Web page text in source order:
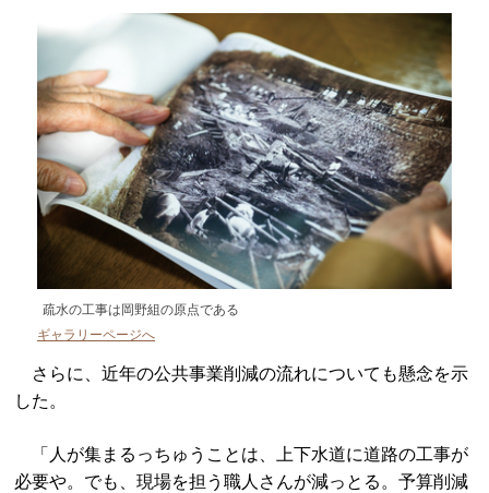
疏水の工事は岡野組の原点である
ギャラリーページへ
さらに、近年の公共事業削減の流れについても懸念を示
した。
「人が集まるっちゅうことは、上下水道に道路の工事が
必要や。でも、現場を担う職人さんが減っとる。予算削減